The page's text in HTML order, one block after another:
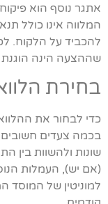
אתגר נוסף הוא
המלווה אינו כולל
להכביד על הלקוח.
שההצעה הינה הוגנת
בחירת
כדי לבחור את
בכמה צעדים
שונות ולהשוות בין
(אם יש), העמלות
למוניטין של המוסד